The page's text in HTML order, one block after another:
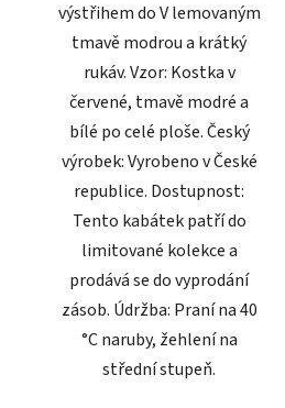
výstřihem do V lemovaným
tmavě modrou a krátký
rukáv. Vzor: Kostka v
červené, tmavě modré a
bílé po celé ploše. Český
výrobek: Vyrobeno v České
republice. Dostupnost:
Tento kabátek patří do
limitované kolekce a
prodává se do vyprodání
zásob. Údržba: Praní na 40
°C naruby, žehlení na
střední stupeň.